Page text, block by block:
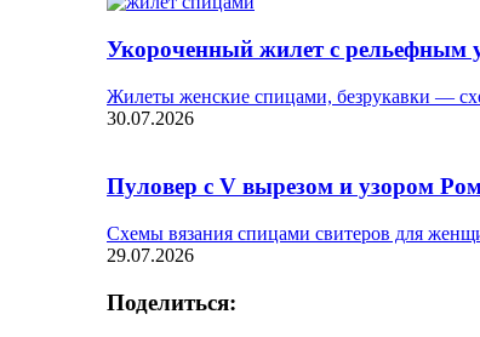
Укороченный жилет с
Жилеты женские спицами, безрукавки —
30.07.2026
Пуловер с V вырезом и узором
Схемы вязания спицами свитеров для
29.07.2026
Поделиться: